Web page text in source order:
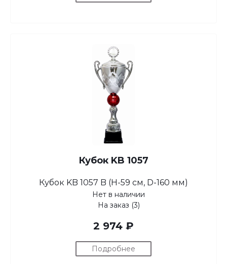
Кубок KB 1057
Кубок KB 1057 B (H-59 см, D-160 мм)
Нет в наличии
На заказ (3)
2 974 ₽
Подробнее